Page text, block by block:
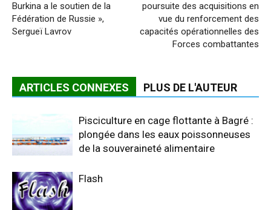
Burkina a le soutien de la
Fédération de Russie »,
Sergueï Lavrov
poursuite des acquisitions en
vue du renforcement des
capacités opérationnelles des
Forces combattantes
ARTICLES CONNEXES PLUS DE L'AUTEUR
Pisciculture en cage flottante à Bagré :
plongée dans les eaux poissonneuses
de la souveraineté alimentaire
Flash